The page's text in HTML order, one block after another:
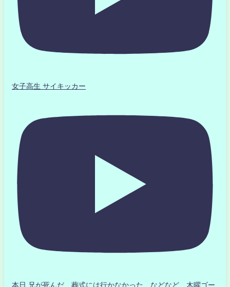
女子高生 サイキッカー
本日 兄が死んだ 葬式には行かなかった などなど 木曜ゴー